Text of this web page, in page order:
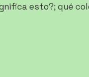
esto?; qué